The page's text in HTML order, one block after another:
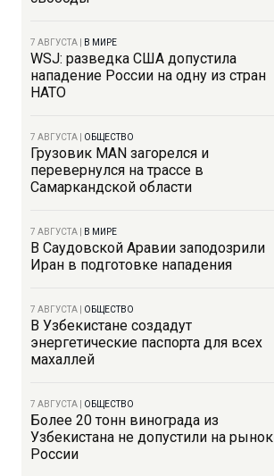
7 АВГУСТА В МИРЕ
WSJ: разведка США допустила
нападение России на одну из стран
НАТО
7 АВГУСТА ОБЩЕСТВО
Грузовик MAN загорелся и
перевернулся на трассе в
Самаркандской области
7 АВГУСТА В МИРЕ
В Саудовской Аравии заподозрили
Иран в подготовке нападения
7 АВГУСТА ОБЩЕСТВО
В Узбекистане создадут
энергетические паспорта для всех
махаллей
7 АВГУСТА ОБЩЕСТВО
Более 20 тонн винограда из
Узбекистана не допустили на рынок
России